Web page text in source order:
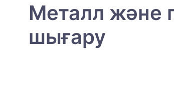
Металл және
шығару